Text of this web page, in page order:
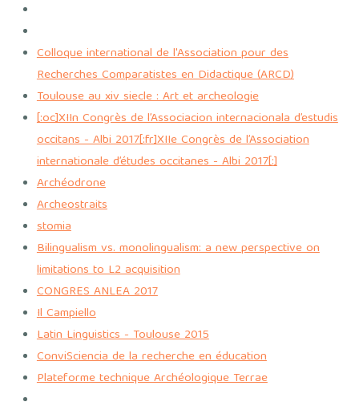
Colloque international de l'Association pour des
Recherches Comparatistes en Didactique (ARCD)
Toulouse au xiv siecle : Art et archeologie
[:oc]XIIn Congrès de l’Associacion internacionala d’estudis
occitans - Albi 2017[:fr]XIIe Congrès de l’Association
internationale d’études occitanes - Albi 2017[:]
Archéodrone
Archeostraits
stomia
Bilingualism vs. monolingualism: a new perspective on
limitations to L2 acquisition
CONGRES ANLEA 2017
Il Campiello
Latin Linguistics - Toulouse 2015
ConviSciencia de la recherche en éducation
Plateforme technique Archéologique Terrae